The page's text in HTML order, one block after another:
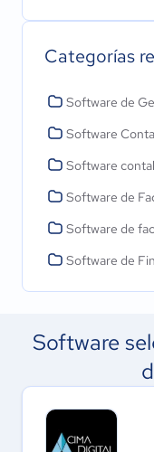
Categorías
Software de
Software
Software
Software de
Software de
Software de
Software